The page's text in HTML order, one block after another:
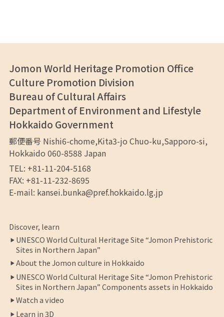
Jomon World Heritage Promotion Office
Culture Promotion Division
Bureau of Cultural Affairs
Department of Environment and Lifestyle
Hokkaido Government
郵便番号 Nishi6-chome,Kita3-jo Chuo-ku,Sapporo-si,
Hokkaido 060-8588 Japan
TEL: +81-11-204-5168
FAX: +81-11-232-8695
E-mail: kansei.bunka@pref.hokkaido.lg.jp
Discover, learn
UNESCO World Cultural Heritage Site “Jomon Prehistoric
Sites in Northern Japan”
About the Jomon culture in Hokkaido
UNESCO World Cultural Heritage Site “Jomon Prehistoric
Sites in Northern Japan” Components assets in Hokkaido
Watch a video
Learn in 3D